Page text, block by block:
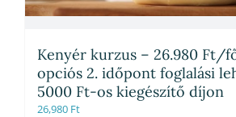
Kenyér kurzus – 26.980 Ft/
opciós 2. időpont foglalási
5000 Ft-os kiegészítő díjon
26,980 Ft